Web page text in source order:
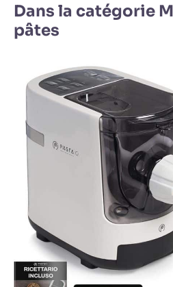
Dans la catégorie
pâtes